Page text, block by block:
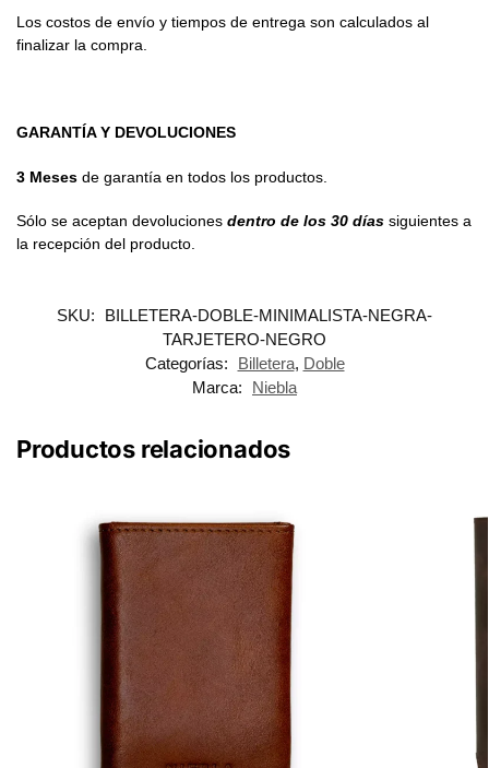
Los costos de envío y tiempos de entrega son calculados al
finalizar la compra.
GARANTÍA Y DEVOLUCIONES
3 Meses de garantía en todos los productos.
Sólo se aceptan devoluciones dentro de los 30 días siguientes a
la recepción del producto.
SKU:
BILLETERA-DOBLE-MINIMALISTA-NEGRA-
TARJETERO-NEGRO
Categorías:
Billetera, Doble
Marca:
Niebla
Productos relacionados